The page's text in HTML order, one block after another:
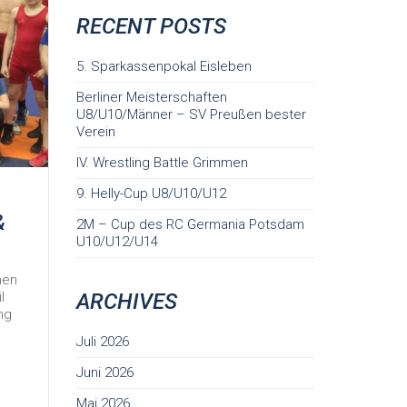
RECENT POSTS
5. Sparkassenpokal Eisleben
Berliner Meisterschaften
U8/U10/Männer – SV Preußen bester
Verein
IV. Wrestling Battle Grimmen
9. Helly-Cup U8/U10/U12
2M – Cup des RC Germania Potsdam
U10/U12/U14
ARCHIVES
Juli 2026
Juni 2026
Mai 2026